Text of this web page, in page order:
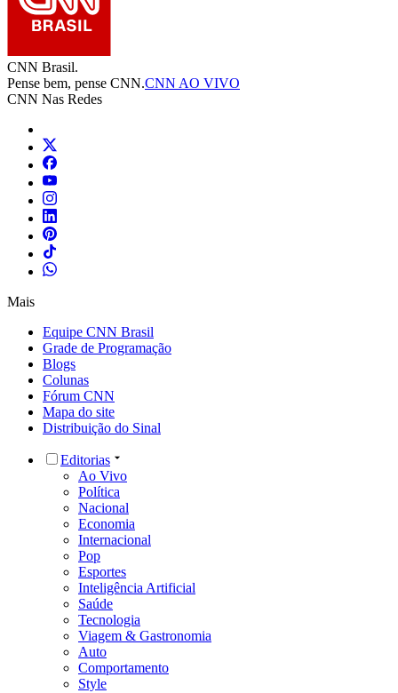
CNN Brasil.
Pense bem, pense CNN.CNN AO VIVO
CNN Nas Redes
Mais
Equipe CNN Brasil
Grade de Programação
Blogs
Colunas
Fórum CNN
Mapa do site
Distribuição do Sinal
Editorias
Ao Vivo
Política
Nacional
Economia
Internacional
Pop
Esportes
Inteligência Artificial
Saúde
Tecnologia
Viagem & Gastronomia
Auto
Comportamento
Style